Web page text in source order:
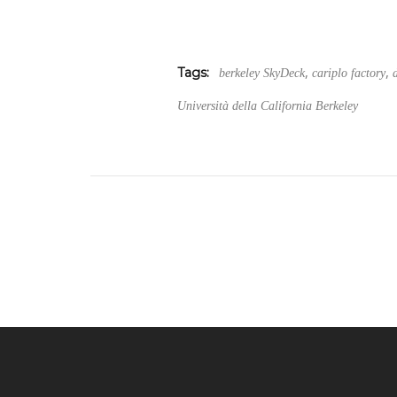
Tags: berkeley SkyDeck, cariplo factory,
Università della California Berkeley